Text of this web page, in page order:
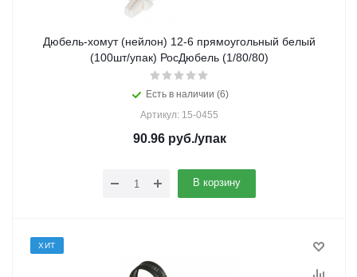
Дюбель-хомут (нейлон) 12-6 прямоугольный белый
(100шт/упак) РосДюбель (1/80/80)
Есть в наличии (6)
Артикул: 15-0455
90.96руб./упак
В корзину
ХИТ